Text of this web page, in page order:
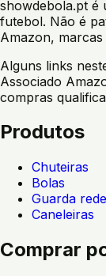
showdebola.pt é
futebol. Não é
Amazon,
Alguns links
Associado
compras
Produtos
Chuteiras
Bolas
Guarda
Caneleiras
Comprar